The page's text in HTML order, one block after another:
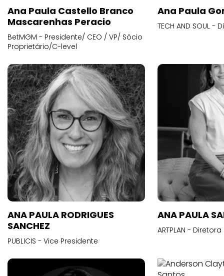
Ana Paula Castello Branco
Mascarenhas Peracio
BetMGM - Presidente/ CEO / VP/ Sócio
Proprietário/C-level
Ana Paula
TECH AND SOUL
ANA PAULA RODRIGUES
SANCHEZ
PUBLICIS - Vice Presidente
ANA PAULA
ARTPLAN -